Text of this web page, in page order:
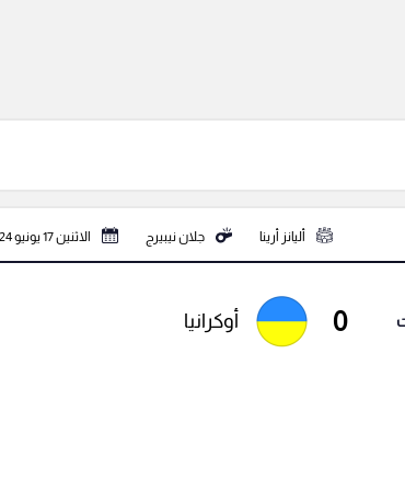
أليانز أرينا جلان نيبيرج الاثنين 17 يونيو 2024
0 أوكرانيا